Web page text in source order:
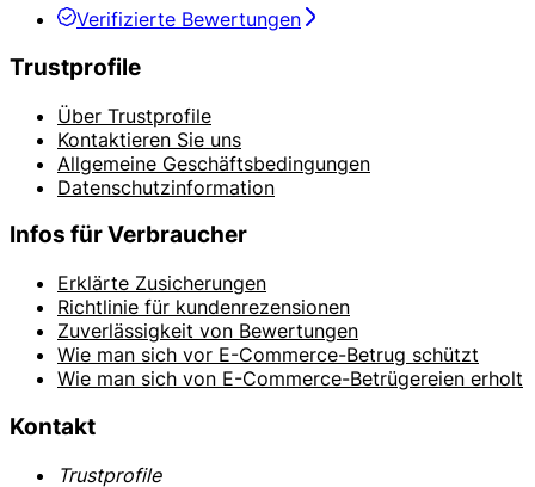
Verifizierte Bewertungen
Trustprofile
Über Trustprofile
Kontaktieren Sie uns
Allgemeine Geschäftsbedingungen
Datenschutzinformation
Infos für Verbraucher
Erklärte Zusicherungen
Richtlinie für kundenrezensionen
Zuverlässigkeit von Bewertungen
Wie man sich vor E-Commerce-Betrug schützt
Wie man sich von E-Commerce-Betrügereien erholt
Kontakt
Trustprofile